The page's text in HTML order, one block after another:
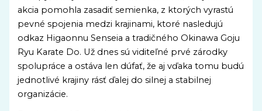
akcia pomohla zasadiť semienka, z ktorých vyrastú
pevné spojenia medzi krajinami, ktoré nasledujú
odkaz Higaonnu Senseia a tradičného Okinawa Goju
Ryu Karate Do. Už dnes sú viditeľné prvé zárodky
spolupráce a ostáva len dúfať, že aj vďaka tomu budú
jednotlivé krajiny rásť ďalej do silnej a stabilnej
organizácie.